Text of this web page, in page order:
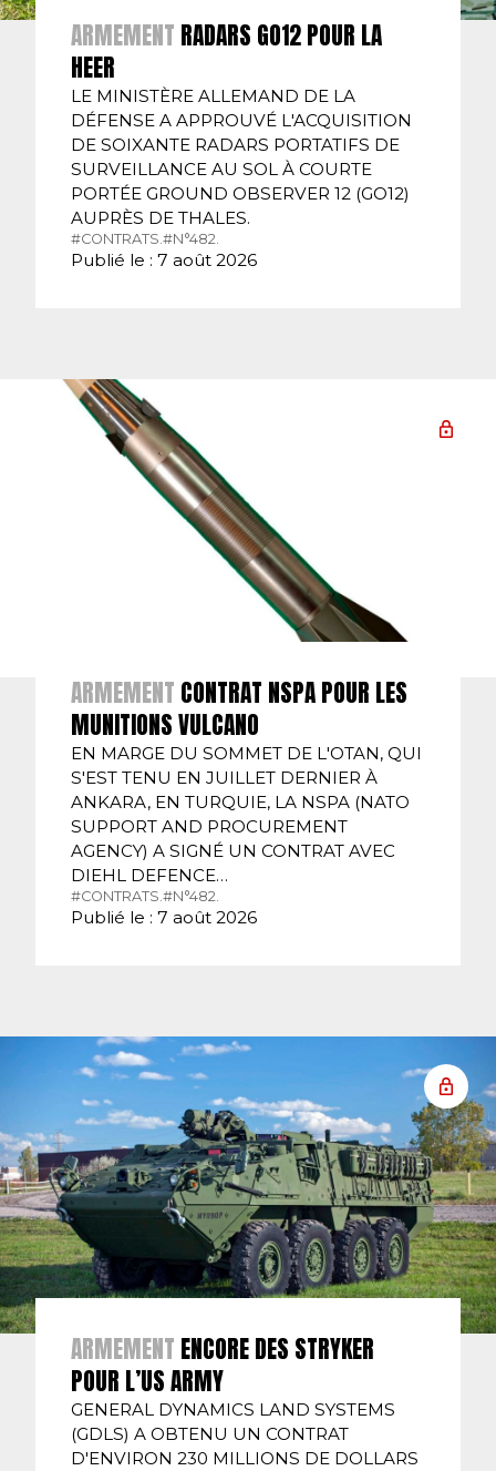
ARMEMENT RADARS GO12 POUR LA
HEER
LE MINISTÈRE ALLEMAND DE LA
DÉFENSE A APPROUVÉ L'ACQUISITION
DE SOIXANTE RADARS PORTATIFS DE
SURVEILLANCE AU SOL À COURTE
PORTÉE GROUND OBSERVER 12 (GO12)
AUPRÈS DE THALES.
#CONTRATS. #N°482.
Publié le : 7 août 2026
ARMEMENT CONTRAT NSPA POUR LES
MUNITIONS VULCANO
EN MARGE DU SOMMET DE L'OTAN, QUI
S'EST TENU EN JUILLET DERNIER À
ANKARA, EN TURQUIE, LA NSPA (NATO
SUPPORT AND PROCUREMENT
AGENCY) A SIGNÉ UN CONTRAT AVEC
DIEHL DEFENCE…
#CONTRATS. #N°482.
Publié le : 7 août 2026
ARMEMENT ENCORE DES STRYKER
POUR L’US ARMY
GENERAL DYNAMICS LAND SYSTEMS
(GDLS) A OBTENU UN CONTRAT
D'ENVIRON 230 MILLIONS DE DOLLARS